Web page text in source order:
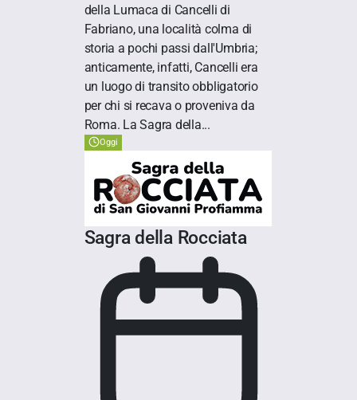
della Lumaca di Cancelli di
Fabriano, una località colma di
storia a pochi passi dall'Umbria;
anticamente, infatti, Cancelli era
un luogo di transito obbligatorio
per chi si recava o proveniva da
Roma. La Sagra della...
Oggi
Sagra della Rocciata